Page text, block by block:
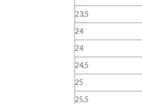
23,5
24
24
24,5
25
25,5